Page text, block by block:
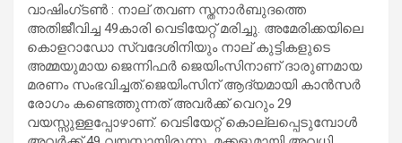
വാഷിംഗ്ടണ്‍ : നാല് തവണ സ്തനാര്‍ബുദത്തെ
അതിജീവിച്ച 49കാരി വെടിയേറ്റ് മരിച്ചു. അമേരിക്കയിലെ
കൊളറാഡോ സ്വദേശിനിയും നാല് കുട്ടികളുടെ
അമ്മയുമായ ജെന്നിഫര്‍ ജെയിംസിനാണ് ദാരുണമായ
മരണം സംഭവിച്ചത്.ജെയിംസിന് ആദ്യമായി കാൻസർ
രോഗം കണ്ടെത്തുന്നത് അവർക്ക് വെറും 29
വയസ്സുള്ളപ്പോഴാണ്. വെടിയേറ്റ് കൊല്ലപ്പെടുമ്പോൾ